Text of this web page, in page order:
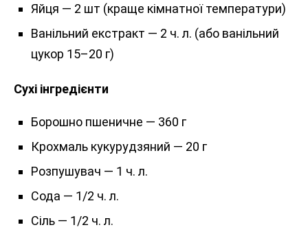
Яйця — 2 шт (краще кімнатної температури)
Ванільний екстракт — 2 ч. л. (або ванільний
цукор 15–20 г)
Сухі інгредієнти
Борошно пшеничне — 360 г
Крохмаль кукурудзяний — 20 г
Розпушувач — 1 ч. л.
Сода — 1/2 ч. л.
Сіль — 1/2 ч. л.